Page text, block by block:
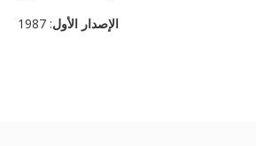
الإصدار الأول: 1987